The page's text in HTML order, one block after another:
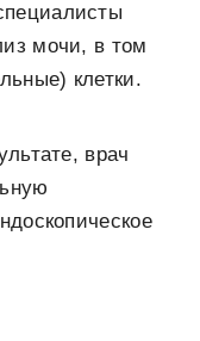
мочи, в том
клетки.
врач